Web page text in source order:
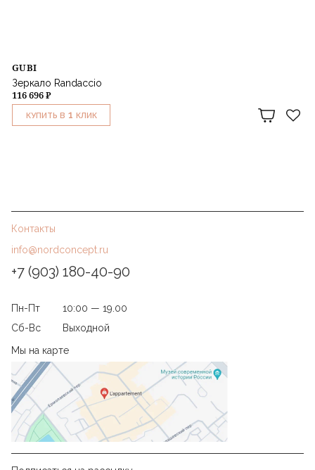
GUBI
Зеркало Randaccio
116 696 ₽
КУПИТЬ В 1 КЛИК
Контакты
info@nordconcept.ru
+7 (903) 180-40-90
Пн-Пт
10:00 — 19.00
Сб-Вс
Выходной
Мы на карте